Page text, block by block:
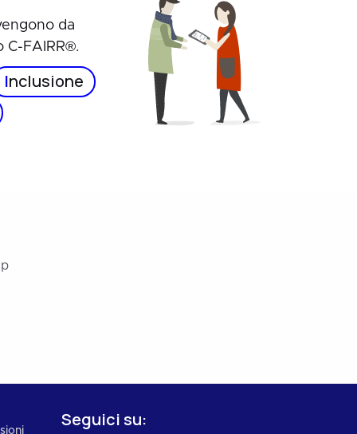
da
FAIRR®.
Inclusione
Seguici su: